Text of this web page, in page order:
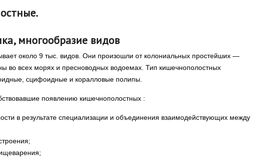
многообразие видов
около 9 тыс. видов. Они произошли от колониальных простейших —
во всех морях и пресноводных водоемах. Тип кишечнополостных
сцифоидные и коралловые полипы.
появлению кишечнополостных :
в результате специализации и объединения взаимодействующих между